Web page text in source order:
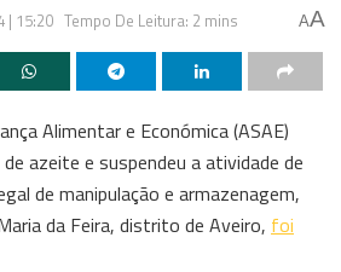
| 15:20 Tempo De Leitura: 2 mins AA
Alimentar e Económica (ASAE)
azeite e suspendeu a atividade de
de manipulação e armazenagem,
da Feira, distrito de Aveiro, foi